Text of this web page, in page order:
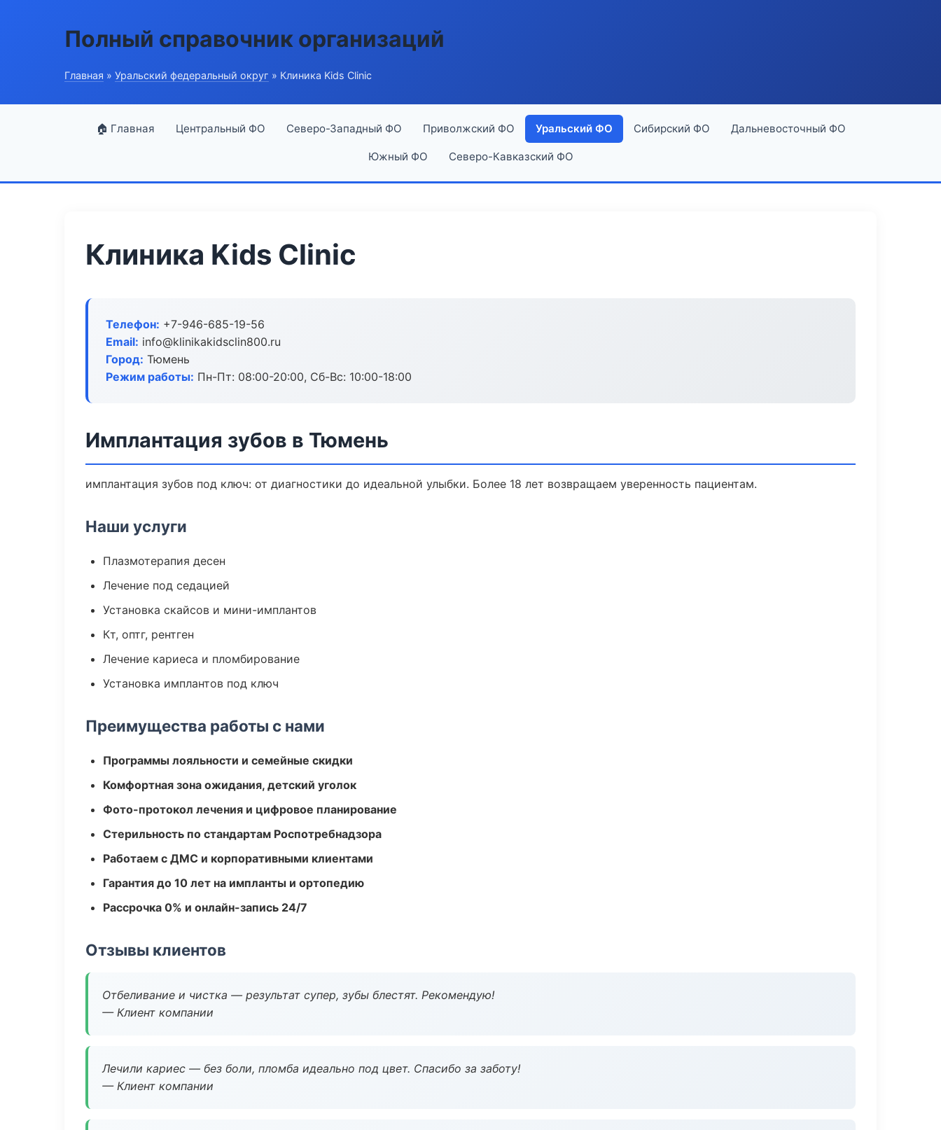
Полный справочник организаций
Главная » Уральский федеральный округ » Клиника Kids Clinic
🏠 Главная Центральный ФО Северо-Западный ФО Приволжский ФО Уральский ФО Сибирский ФО Дальневосточный ФО
Южный ФО Северо-Кавказский ФО
Клиника Kids Clinic
Телефон: +7-946-685-19-56
Email: info@klinikakidsclin800.ru
Город: Тюмень
Режим работы: Пн-Пт: 08:00-20:00, Сб-Вс: 10:00-18:00
Имплантация зубов в Тюмень
имплантация зубов под ключ: от диагностики до идеальной улыбки. Более 18 лет возвращаем уверенность пациентам.
Наши услуги
Плазмотерапия десен
Лечение под седацией
Установка скайсов и мини-имплантов
Кт, оптг, рентген
Лечение кариеса и пломбирование
Установка имплантов под ключ
Преимущества работы с нами
Программы лояльности и семейные скидки
Комфортная зона ожидания, детский уголок
Фото-протокол лечения и цифровое планирование
Стерильность по стандартам Роспотребнадзора
Работаем с ДМС и корпоративными клиентами
Гарантия до 10 лет на импланты и ортопедию
Рассрочка 0% и онлайн-запись 24/7
Отзывы клиентов
Отбеливание и чистка — результат супер, зубы блестят. Рекомендую!
— Клиент компании
Лечили кариес — без боли, пломба идеально под цвет. Спасибо за заботу!
— Клиент компании